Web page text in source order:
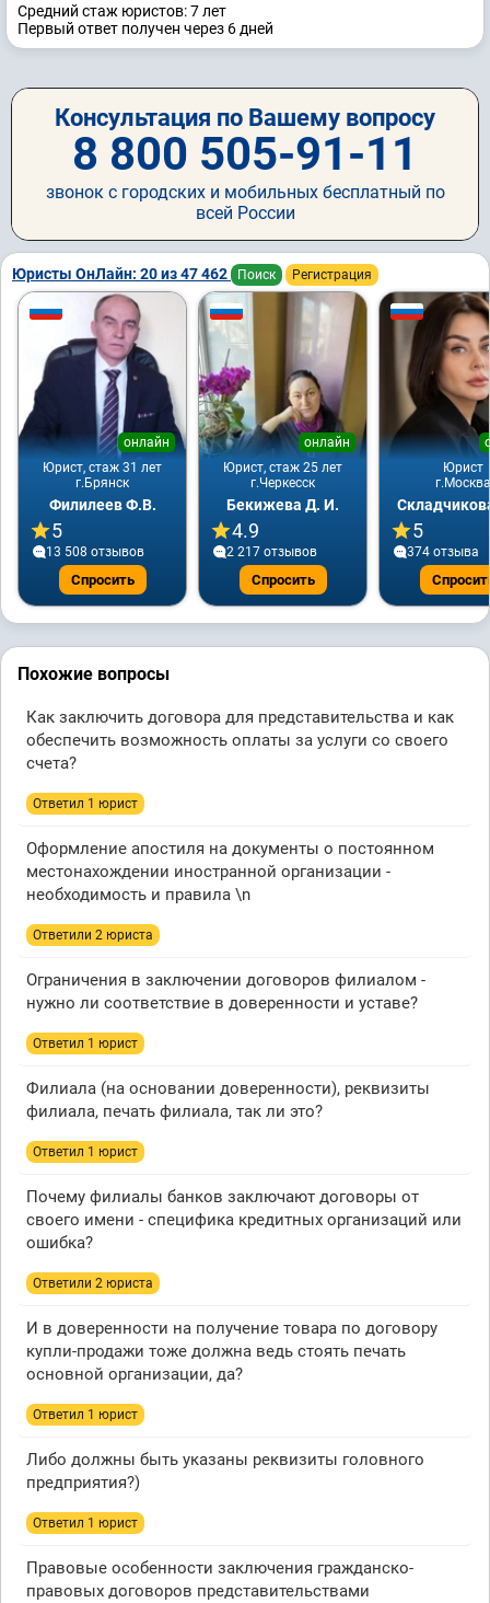
Средний стаж юристов: 7 лет
Первый ответ получен через 6 дней
Консультация по Вашему вопросу
8 800 505-91-11
звонок с городских и мобильных бесплатный по
всей России
Юристы ОнЛайн: 20 из 47 462 Поиск Регистрация
Юрист, стаж 31 лет
онлайн
г.Брянск
Филилеев Ф.В.
5
13 508 отзывов
Спросить
Юрист, стаж 25 лет
онлайн
г.Черкесск
Бекижева Д. И.
4.9
2 217 отзывов
Спросить
Юрист
г.Москва
5
374 отзывa
Похожие вопросы
Как заключить договора для представительства и как
обеспечить возможность оплаты за услуги со своего
счета?
Ответил 1 юрист
Оформление апостиля на документы о постоянном
местонахождении иностранной организации -
необходимость и правила \n
Ответили 2 юристa
Ограничения в заключении договоров филиалом -
нужно ли соответствие в доверенности и уставе?
Ответил 1 юрист
Филиала (на основании доверенности), реквизиты
филиала, печать филиала, так ли это?
Ответил 1 юрист
Почему филиалы банков заключают договоры от
своего имени - специфика кредитных организаций или
ошибка?
Ответили 2 юристa
И в доверенности на получение товара по договору
купли-продажи тоже должна ведь стоять печать
основной организации, да?
Ответил 1 юрист
Либо должны быть указаны реквизиты головного
предприятия?)
Ответил 1 юрист
Правовые особенности заключения гражданско-
правовых договоров представительствами